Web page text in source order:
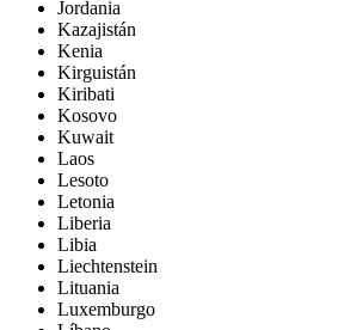
Jordania
Kazajistán
Kenia
Kirguistán
Kiribati
Kosovo
Kuwait
Laos
Lesoto
Letonia
Liberia
Libia
Liechtenstein
Lituania
Luxemburgo